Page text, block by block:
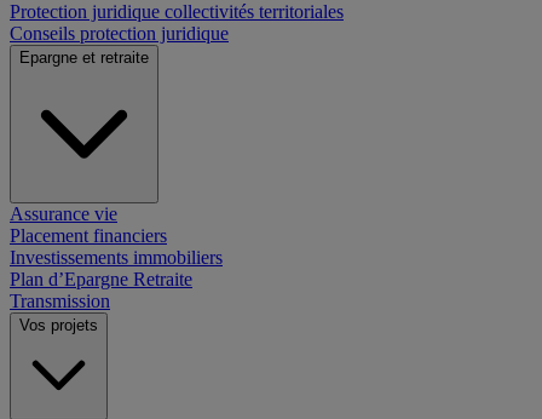
Protection juridique collectivités territoriales
Conseils protection juridique
Epargne et retraite
Assurance vie
Placement financiers
Investissements immobiliers
Plan d’Epargne Retraite
Transmission
Vos projets